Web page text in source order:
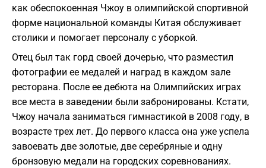
как обеспокоенная Чжоу в олимпийской спортивной
форме национальной команды Китая обслуживает
столики и помогает персоналу с уборкой.
Отец был так горд своей дочерью, что разместил
фотографии ее медалей и наград в каждом зале
ресторана. После ее дебюта на Олимпийских играх
все места в заведении были забронированы. Кстати,
Чжоу начала заниматься гимнастикой в 2008 году, в
возрасте трех лет. До первого класса она уже успела
завоевать две золотые, две серебряные и одну
бронзовую медали на городских соревнованиях.